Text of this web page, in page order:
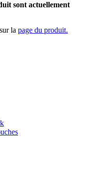
sont actuellement
la page du produit.